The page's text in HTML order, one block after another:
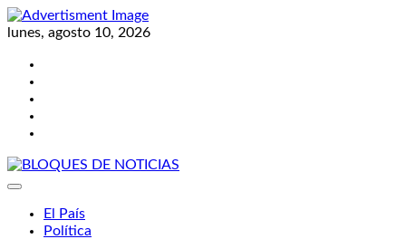
Skip
tolunes, agosto 10, 2026
El País
Política